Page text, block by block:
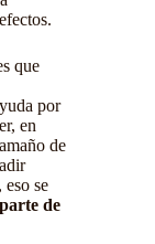
que
por
en
de
se
de